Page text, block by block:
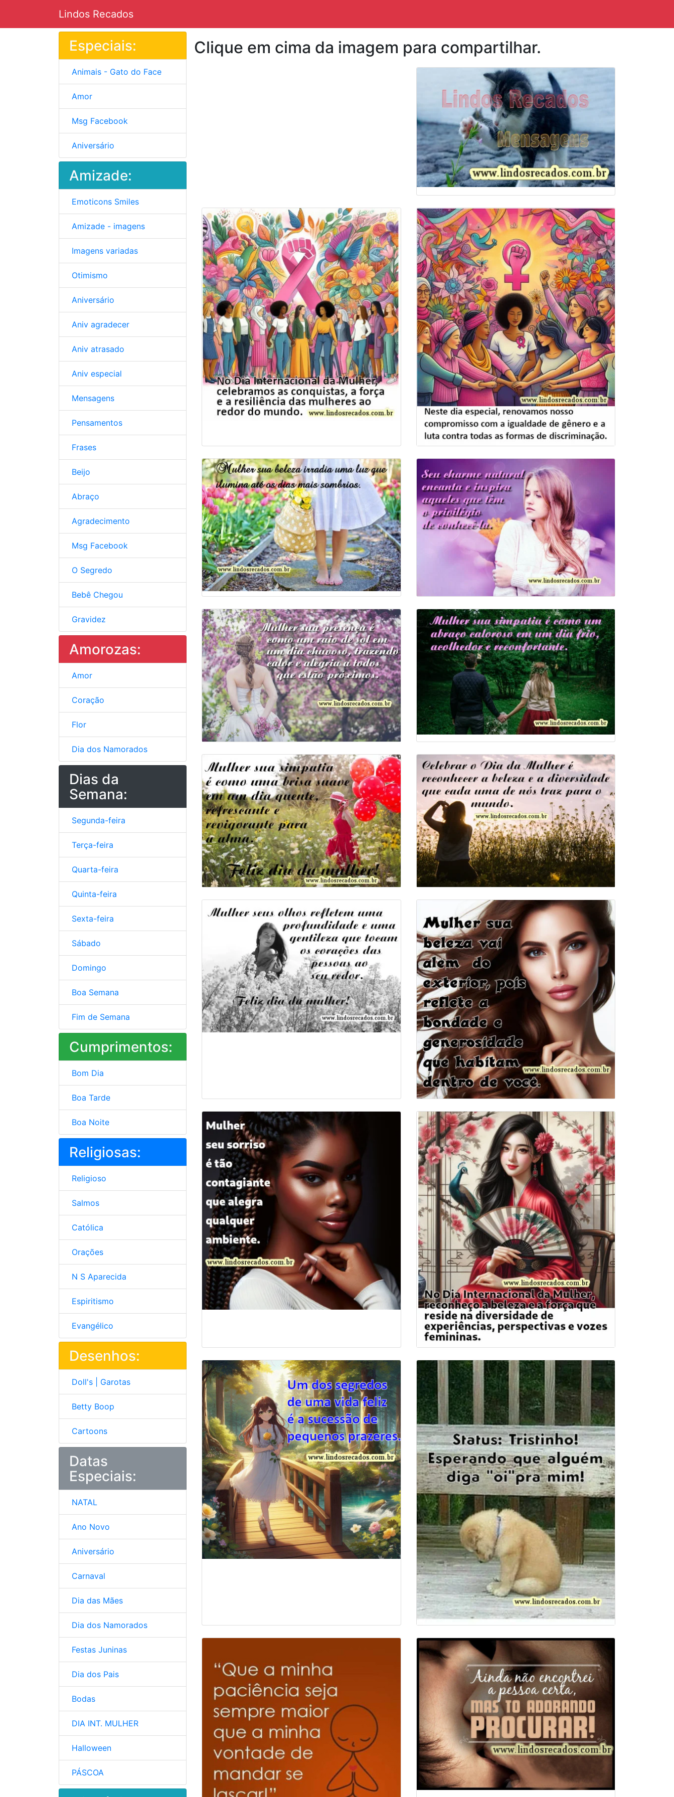
Lindos Recados
Especiais:
Animais - Gato do Face
Amor
Msg Facebook
Aniversário
Amizade:
Emoticons Smiles
Amizade - imagens
Imagens variadas
Otimismo
Aniversário
Aniv agradecer
Aniv atrasado
Aniv especial
Mensagens
Pensamentos
Frases
Beijo
Abraço
Agradecimento
Msg Facebook
O Segredo
Bebê Chegou
Gravidez
Amorozas:
Amor
Coração
Flor
Dia dos Namorados
Dias da
Semana:
Segunda-feira
Terça-feira
Quarta-feira
Quinta-feira
Sexta-feira
Sábado
Domingo
Boa Semana
Fim de Semana
Cumprimentos:
Bom Dia
Boa Tarde
Boa Noite
Religiosas:
Religioso
Salmos
Católica
Orações
N S Aparecida
Espiritismo
Evangélico
Desenhos:
Doll's | Garotas
Betty Boop
Cartoons
Datas
Especiais:
NATAL
Ano Novo
Aniversário
Carnaval
Dia das Mães
Dia dos Namorados
Festas Juninas
Dia dos Pais
Bodas
DIA INT. MULHER
Halloween
PÁSCOA
Clique em cima da imagem para compartilhar.